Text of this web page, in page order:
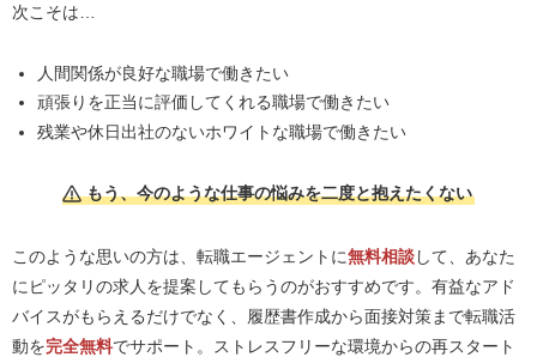
次こそは…
人間関係が良好な職場で働きたい
頑張りを正当に評価してくれる職場で働きたい
残業や休日出社のないホワイトな職場で働きたい
もう、今のような仕事の悩みを二度と抱えたくない
このような思いの方は、転職エージェントに無料相談して、あなた
にピッタリの求人を提案してもらうのがおすすめです。有益なアド
バイスがもらえるだけでなく、履歴書作成から面接対策まで転職活
動を完全無料でサポート。ストレスフリーな環境からの再スタート